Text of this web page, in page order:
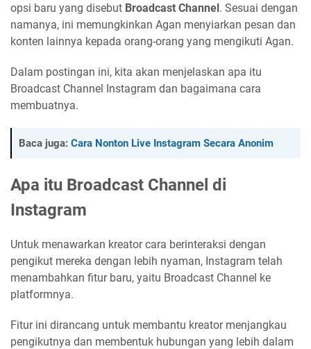
opsi baru yang disebut Broadcast Channel. Sesuai dengan
namanya, ini memungkinkan Agan menyiarkan pesan dan
konten lainnya kepada orang-orang yang mengikuti Agan.
Dalam postingan ini, kita akan menjelaskan apa itu
Broadcast Channel Instagram dan bagaimana cara
membuatnya.
Baca juga: Cara Nonton Live Instagram Secara Anonim
Apa itu Broadcast Channel di
Instagram
Untuk menawarkan kreator cara berinteraksi dengan
pengikut mereka dengan lebih nyaman, Instagram telah
menambahkan fitur baru, yaitu Broadcast Channel ke
platformnya.
Fitur ini dirancang untuk membantu kreator menjangkau
pengikutnya dan membentuk hubungan yang lebih dalam